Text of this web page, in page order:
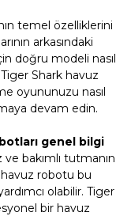
temel özelliklerini
arkasındaki
doğru modeli nasıl
Shark havuz
oyununuzu nasıl
devam edin.
genel bilgi
bakımlı tutmanın
robotu bu
olabilir. Tiger
bir havuz